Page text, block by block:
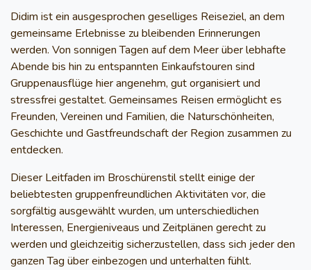
Didim ist ein ausgesprochen geselliges Reiseziel, an dem
gemeinsame Erlebnisse zu bleibenden Erinnerungen
werden. Von sonnigen Tagen auf dem Meer über lebhafte
Abende bis hin zu entspannten Einkaufstouren sind
Gruppenausflüge hier angenehm, gut organisiert und
stressfrei gestaltet. Gemeinsames Reisen ermöglicht es
Freunden, Vereinen und Familien, die Naturschönheiten,
Geschichte und Gastfreundschaft der Region zusammen zu
entdecken.
Dieser Leitfaden im Broschürenstil stellt einige der
beliebtesten gruppenfreundlichen Aktivitäten vor, die
sorgfältig ausgewählt wurden, um unterschiedlichen
Interessen, Energieniveaus und Zeitplänen gerecht zu
werden und gleichzeitig sicherzustellen, dass sich jeder den
ganzen Tag über einbezogen und unterhalten fühlt.